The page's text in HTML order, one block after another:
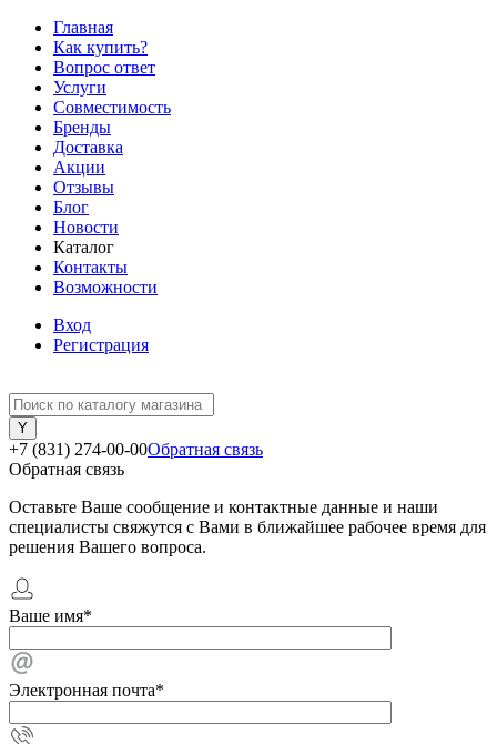
Главная
Как купить?
Вопрос ответ
Услуги
Совместимость
Бренды
Доставка
Акции
Отзывы
Блог
Новости
Каталог
Контакты
Возможности
Вход
Регистрация
+7 (831) 274-00-00Обратная связь
Обратная связь
Оставьте Ваше сообщение и контактные данные и наши
специалисты свяжутся с Вами в ближайшее рабочее время для
решения Вашего вопроса.
Ваше имя*
Электронная почта*